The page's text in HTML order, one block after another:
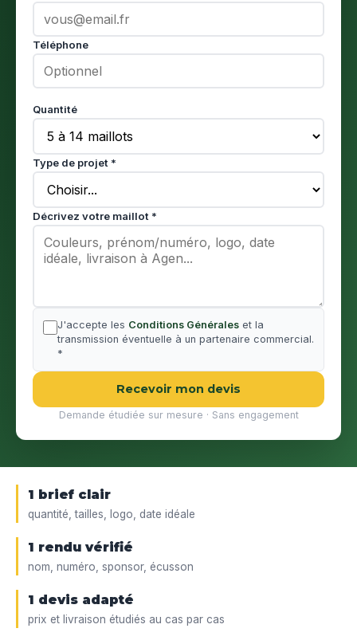
Téléphone
Quantité
Type de projet *
Décrivez votre maillot *
J'accepte les Conditions Générales et la
transmission éventuelle à un partenaire commercial.
*
Recevoir mon devis
Demande étudiée sur mesure · Sans engagement
1 brief clair
quantité, tailles, logo, date idéale
1 rendu vérifié
nom, numéro, sponsor, écusson
1 devis adapté
prix et livraison étudiés au cas par cas